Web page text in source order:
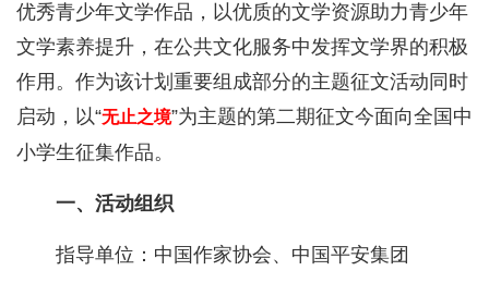
优秀青少年文学作品，以优质的文学资源助力青少年
文学素养提升，在公共文化服务中发挥文学界的积极
作用。作为该计划重要组成部分的主题征文活动同时
启动，以“无止之境”为主题的第二期征文今面向全国中
小学生征集作品。
一、活动组织
指导单位：中国作家协会、中国平安集团